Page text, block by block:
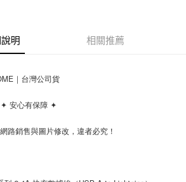
您將收到繳費通知簡訊。
商家同意取消之訂單仍視為有效，需透過AFTEE先享
AFTEE先享後付 」之結帳頁面顯示為準，若有關於
份有限公司提供之「AFTEE先享後付」服務完成之交
有限公司。
含以上)免運費
含以上)免運費
明 相關推薦
｜台灣公司貨
安心有保障 ✦
路銷售與圖片修改，違者必究！